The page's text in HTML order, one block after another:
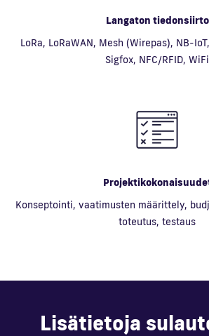
Langaton tiedonsiirto
LoRa, LoRaWAN, Mesh (Wirepas), NB-
Sigfox, NFC/RFID, WiFi
Konseptointi, vaatimusten määrittely,
toteutus, testaus
Lisätietoja